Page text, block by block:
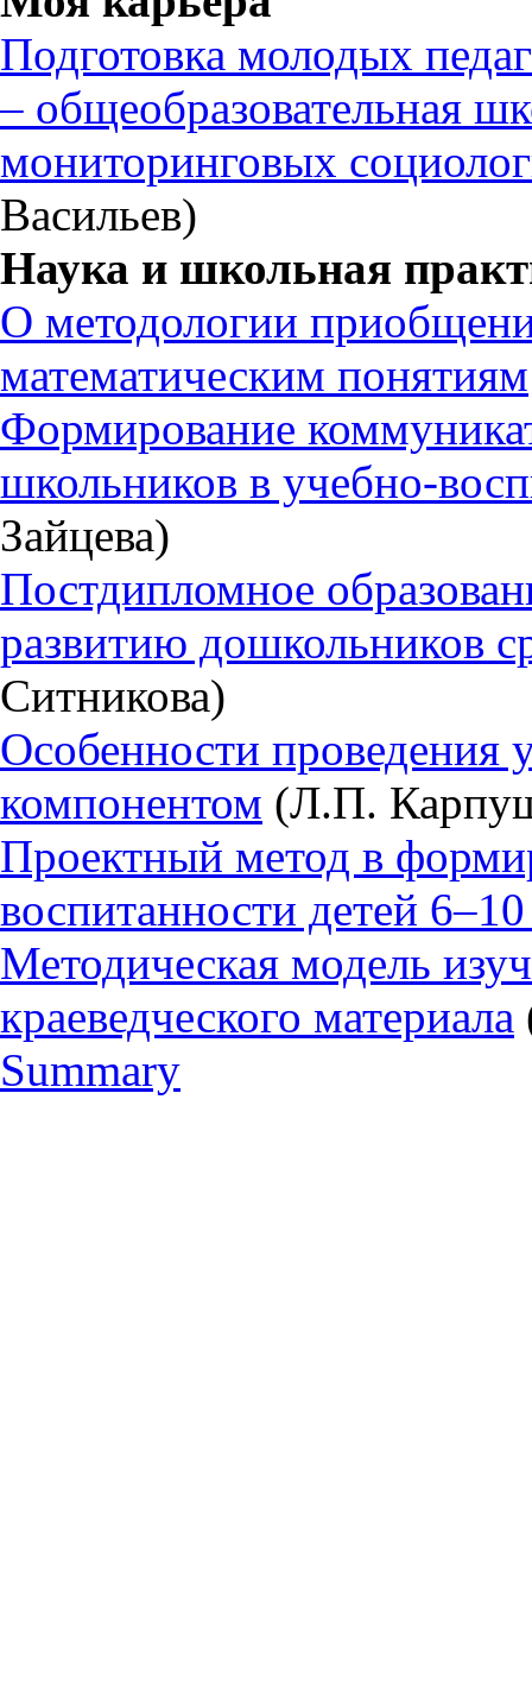
Подготовка молодых
– общеобразовательная
мониторинговых
Васильев)
Наука и школьная
О методологии
математическим понятиям
Формирование
школьников в учебно-
Зайцева)
Постдипломное
развитию дошкольников
Ситникова)
Особенности проведения
компонентом (Л.П.
Проектный метод в
воспитанности детей 6–10
Методическая модель
краеведческого материала
Summary